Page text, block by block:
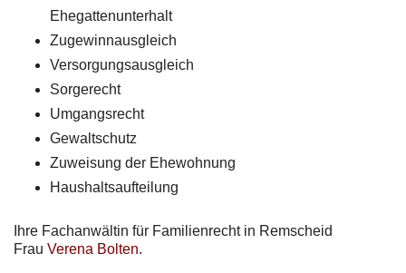
Ehegattenunterhalt
Zugewinnausgleich
Versorgungsausgleich
Sorgerecht
Umgangsrecht
Gewaltschutz
Zuweisung der Ehewohnung
Haushaltsaufteilung
Ihre Fachanwältin für Familienrecht in Remscheid
Frau Verena Bolten.